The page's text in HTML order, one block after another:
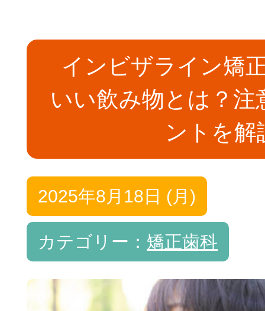
ホワイトニング インプラン
インビザライン矯
いい飲み物とは？注
ントを解
2025年8月18日 (月)
カテゴリー： 矯正歯科